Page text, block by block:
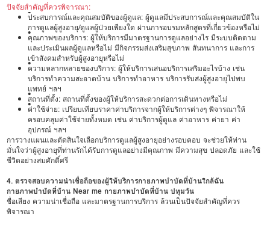
ปัจจัยสำคัญที่ควรพิจารณา:
•
ประสบการณ์และคุณสมบัติของผู้ดูแล: ผู้ดูแลมีประสบการณ์และคุณสมบัติใน
การดูแลผู้สูงอายุ/ดูแลผู้ป่วยเพียงใด ผ่านการอบรมหลักสูตรที่เกี่ยวข้องหรือไม่
•
คุณภาพของบริการ: ผู้ให้บริการมีมาตรฐานการดูแลอย่างไร มีระบบติดตาม
และประเมินผลผู้ดูแลหรือไม่ มีกิจกรรมส่งเสริมสุขภาพ สันทนาการ และการ
เข้าสังคมสำหรับผู้สูงอายุหรือไม่
•
ความหลากหลายของบริการ: ผู้ให้บริการเสนอบริการเสริมอะไรบ้าง เช่น
บริการทำความสะอาดบ้าน บริการทำอาหาร บริการรับส่งผู้สูงอายุไปพบ
แพทย์ ฯลฯ
•
สถานที่ตั้ง: สถานที่ตั้งของผู้ให้บริการสะดวกต่อการเดินทางหรือไม่
•
ค่าใช้จ่าย: เปรียบเทียบราคาค่าบริการจากผู้ให้บริการต่างๆ พิจารณาให้
ครอบคลุมค่าใช้จ่ายทั้งหมด เช่น ค่าบริการผู้ดูแล ค่าอาหาร ค่ายา ค่า
อุปกรณ์ ฯลฯ
การวางแผนและตัดสินใจเลือกบริการดูแลผู้สูงอายุอย่างรอบคอบ จะช่วยให้ท่าน
มั่นใจว่าผู้สูงอายุที่ท่านรักได้รับการดูแลอย่างมีคุณภาพ มีความสุข ปลอดภัย และใช้
ชีวิตอย่างสมศักดิ์ศรี
4. ตรวจสอบความน่าเชื่อถือของผู้ให้บริการกายภาพบำบัดที่บ้านใกล้ฉัน
กายภาพบำบัดที่บ้าน Near me กายภาพบำบัดที่บ้าน ปทุมวัน
ชื่อเสียง ความน่าเชื่อถือ และมาตรฐานการบริการ ล้วนเป็นปัจจัยสำคัญที่ควร
พิจารณา